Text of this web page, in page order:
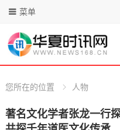
菜单
您所在的位置 人物
著名文化学者张龙一行